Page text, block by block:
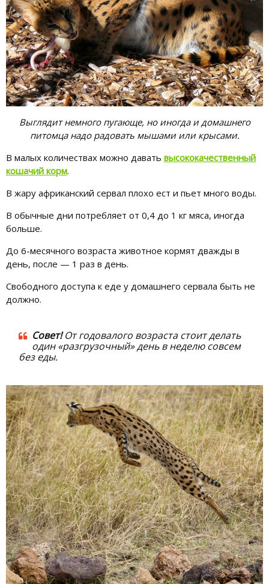
Выглядит немного пугающе, но иногда и домашнего
питомца надо радовать мышами или крысами.
В малых количествах можно давать высококачественный
кошачий корм.
В жару африканский сервал плохо ест и пьет много воды.
В обычные дни потребляет от 0,4 до 1 кг мяса, иногда
больше.
До 6-месячного возраста животное кормят дважды в
день, после — 1 раз в день.
Свободного доступа к еде у домашнего сервала быть не
должно.
Совет!От годовалого возраста стоит делать
один «разгрузочный» день в неделю совсем
без еды.